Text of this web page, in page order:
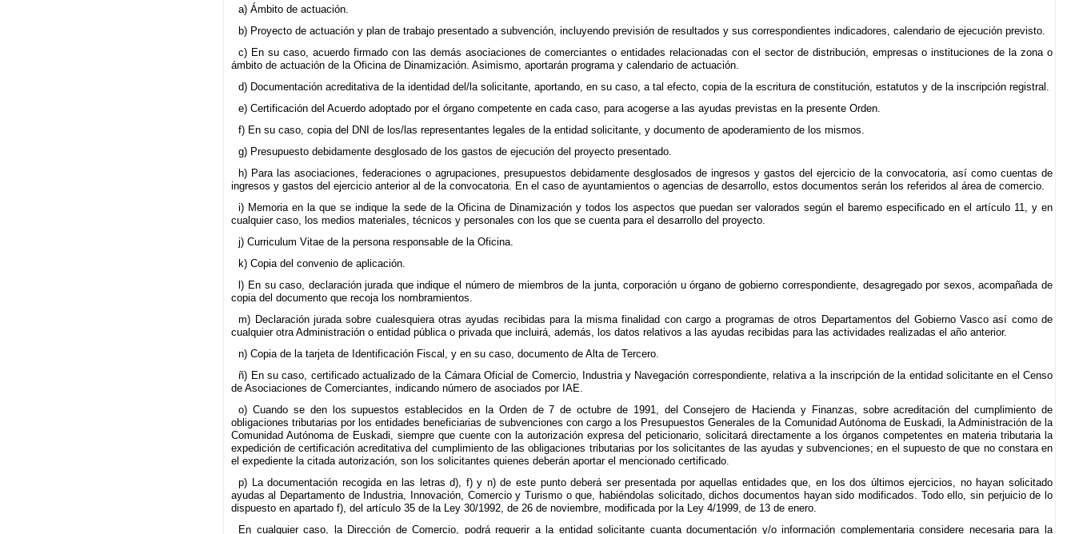
a) Ámbito de actuación.
b) Proyecto de actuación y plan de trabajo presentado a subvención, incluyendo previsión de resultados y sus correspondientes indicadores, calendario de ejecución previsto.
c) En su caso, acuerdo firmado con las demás asociaciones de comerciantes o entidades relacionadas con el sector de distribución, empresas o instituciones de la zona o
ámbito de actuación de la Oficina de Dinamización. Asimismo, aportarán programa y calendario de actuación.
d) Documentación acreditativa de la identidad del/la solicitante, aportando, en su caso, a tal efecto, copia de la escritura de constitución, estatutos y de la inscripción registral.
e) Certificación del Acuerdo adoptado por el órgano competente en cada caso, para acogerse a las ayudas previstas en la presente Orden.
f) En su caso, copia del DNI de los/las representantes legales de la entidad solicitante, y documento de apoderamiento de los mismos.
g) Presupuesto debidamente desglosado de los gastos de ejecución del proyecto presentado.
h) Para las asociaciones, federaciones o agrupaciones, presupuestos debidamente desglosados de ingresos y gastos del ejercicio de la convocatoria, así como cuentas de
ingresos y gastos del ejercicio anterior al de la convocatoria. En el caso de ayuntamientos o agencias de desarrollo, estos documentos serán los referidos al área de comercio.
i) Memoria en la que se indique la sede de la Oficina de Dinamización y todos los aspectos que puedan ser valorados según el baremo especificado en el artículo 11, y en
cualquier caso, los medios materiales, técnicos y personales con los que se cuenta para el desarrollo del proyecto.
j) Curriculum Vitae de la persona responsable de la Oficina.
k) Copia del convenio de aplicación.
l) En su caso, declaración jurada que indique el número de miembros de la junta, corporación u órgano de gobierno correspondiente, desagregado por sexos, acompañada de
copia del documento que recoja los nombramientos.
m) Declaración jurada sobre cualesquiera otras ayudas recibidas para la misma finalidad con cargo a programas de otros Departamentos del Gobierno Vasco así como de
cualquier otra Administración o entidad pública o privada que incluirá, además, los datos relativos a las ayudas recibidas para las actividades realizadas el año anterior.
n) Copia de la tarjeta de Identificación Fiscal, y en su caso, documento de Alta de Tercero.
ñ) En su caso, certificado actualizado de la Cámara Oficial de Comercio, Industria y Navegación correspondiente, relativa a la inscripción de la entidad solicitante en el Censo
de Asociaciones de Comerciantes, indicando número de asociados por IAE.
o) Cuando se den los supuestos establecidos en la Orden de 7 de octubre de 1991, del Consejero de Hacienda y Finanzas, sobre acreditación del cumplimiento de
obligaciones tributarias por los entidades beneficiarias de subvenciones con cargo a los Presupuestos Generales de la Comunidad Autónoma de Euskadi, la Administración de la
Comunidad Autónoma de Euskadi, siempre que cuente con la autorización expresa del peticionario, solicitará directamente a los órganos competentes en materia tributaria la
expedición de certificación acreditativa del cumplimiento de las obligaciones tributarias por los solicitantes de las ayudas y subvenciones; en el supuesto de que no constara en
el expediente la citada autorización, son los solicitantes quienes deberán aportar el mencionado certificado.
p) La documentación recogida en las letras d), f) y n) de este punto deberá ser presentada por aquellas entidades que, en los dos últimos ejercicios, no hayan solicitado
ayudas al Departamento de Industria, Innovación, Comercio y Turismo o que, habiéndolas solicitado, dichos documentos hayan sido modificados. Todo ello, sin perjuicio de lo
dispuesto en apartado f), del artículo 35 de la Ley 30/1992, de 26 de noviembre, modificada por la Ley 4/1999, de 13 de enero.
En cualquier caso, la Dirección de Comercio, podrá requerir a la entidad solicitante cuanta documentación y/o información complementaria considere necesaria para la